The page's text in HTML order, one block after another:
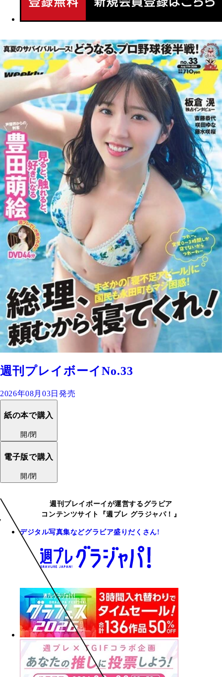
週刊プレイボーイNo.33
2026年08月03日発売
紙の本で購入
開/閉
電子版で購入
開/閉
週刊プレイボーイが運営するグラビア
コンテンツサイト『週プレ グラジャパ！』
デジタル写真集などグラビア盛りだくさん!